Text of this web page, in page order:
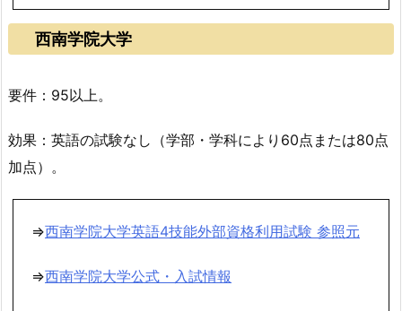
西南学院大学
要件：95以上。
効果：英語の試験なし（学部・学科により60点または80点
加点）。
⇒西南学院大学英語4技能外部資格利用試験 参照元
⇒西南学院大学公式・入試情報